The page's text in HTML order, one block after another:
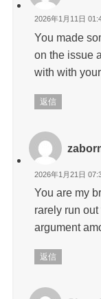
2026年1月11日
You made
on the issue
with with
返信
2026年1月21日
You are my
rarely run out
argument
返信